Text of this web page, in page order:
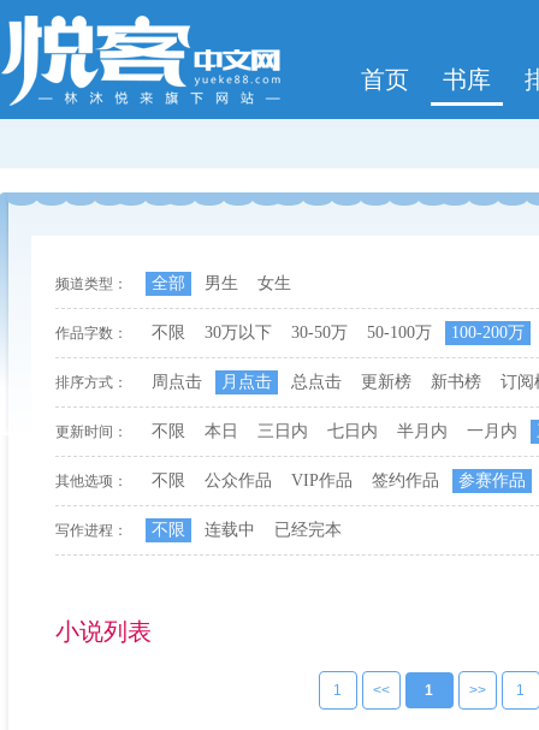
首页 书库
频道类型： 全部 男生 女生
作品字数： 不限 30万以下 30-50万 50-100万 100-200万
排序方式： 周点击 月点击 总点击 更新榜 新书榜 订阅
更新时间： 不限 本日 三日内 七日内 半月内 一月内
其他选项： 不限 公众作品 VIP作品 签约作品 参赛作品
写作进程： 不限 连载中 已经完本
小说列表
1 << 1 >> 1